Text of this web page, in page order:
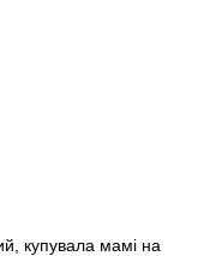
купувала мамі на